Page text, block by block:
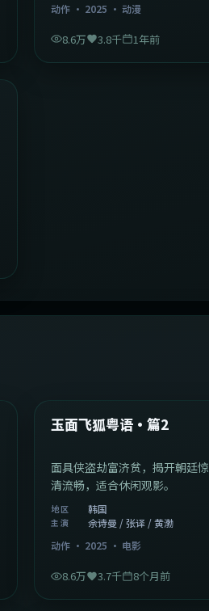
动作 · 2025 ·动漫
8.6万 3.8千 1年前
最新
玉面飞狐粤语·篇2
面具侠盗劫富济贫，揭开朝廷
清流畅，适合休闲观影。
地区 韩国
主演
佘诗曼 / 张译 / 黄渤
动作 · 2025 · 电影
8.6万 3.7千 8个月前
中国香港